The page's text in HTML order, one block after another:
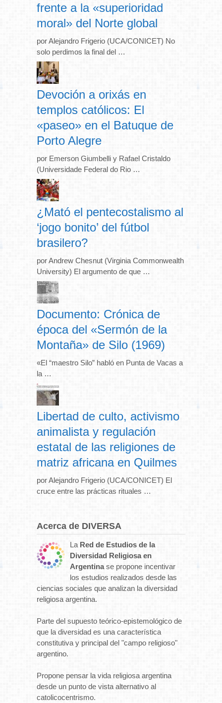
frente a la «superioridad
moral» del Norte global
por Alejandro Frigerio (UCA/CONICET) No
solo perdimos la final del …
Devoción a orixás en
templos católicos: El
«paseo» en el Batuque de
Porto Alegre
por Emerson Giumbelli y Rafael Cristaldo
(Universidade Federal do Rio …
¿Mató el pentecostalismo al
‘jogo bonito’ del fútbol
brasilero?
por Andrew Chesnut (Virginia Commonwealth
University) El argumento de que …
Documento: Crónica de
época del «Sermón de la
Montaña» de Silo (1969)
«El “maestro Silo” habló en Punta de Vacas a
la …
Libertad de culto, activismo
animalista y regulación
estatal de las religiones de
matriz africana en Quilmes
por Alejandro Frigerio (UCA/CONICET) El
cruce entre las prácticas rituales …
Acerca de DIVERSA
La Red de Estudios de la
Diversidad Religiosa en
Argentinase propone incentivar
los estudios realizados desde las
ciencias sociales que analizan la diversidad
religiosa argentina.
Parte del supuesto teórico-epistemológico de
que la diversidad es una característica
constitutiva y principal del "campo religioso"
argentino.
Propone pensar la vida religiosa argentina
desde un punto de vista alternativo al
catolicocentrismo.